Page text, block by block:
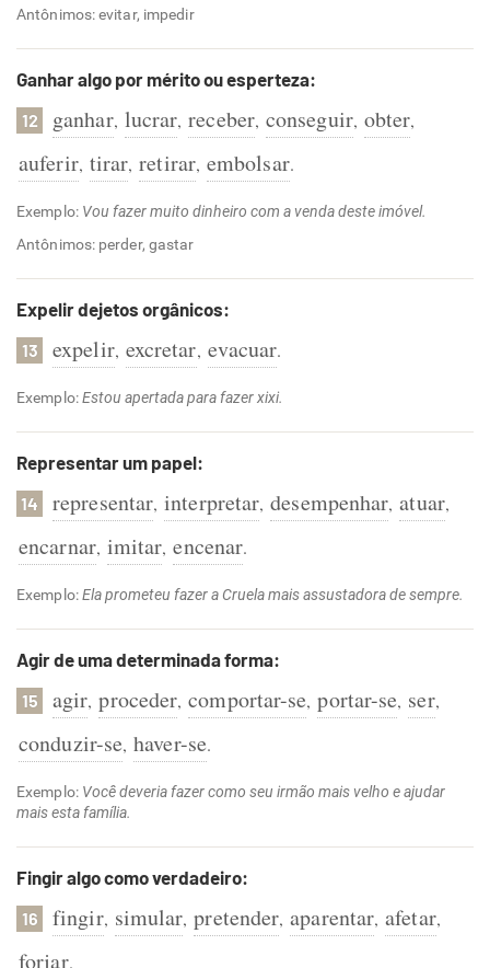
Antônimos: evitar, impedir
Ganhar algo por mérito ou esperteza:
12 ganhar, lucrar, receber, conseguir, obter,
auferir, tirar, retirar, embolsar.
Exemplo: Vou fazer muito dinheiro com a venda deste imóvel.
Antônimos: perder, gastar
Expelir dejetos orgânicos:
13 expelir, excretar, evacuar.
Exemplo:Estou apertada para fazer xixi.
Representar um papel:
14 representar, interpretar, desempenhar, atuar,
encarnar, imitar, encenar.
Exemplo:Ela prometeu fazer a Cruela mais assustadora de sempre.
Agir de uma determinada forma:
15 agir, proceder, comportar-se, portar-se, ser,
conduzir-se, haver-se.
Exemplo: Você deveria fazer como seu irmão mais velho e ajudar
mais esta família.
Fingir algo como verdadeiro:
16 fingir, simular, pretender, aparentar, afetar,
forjar.